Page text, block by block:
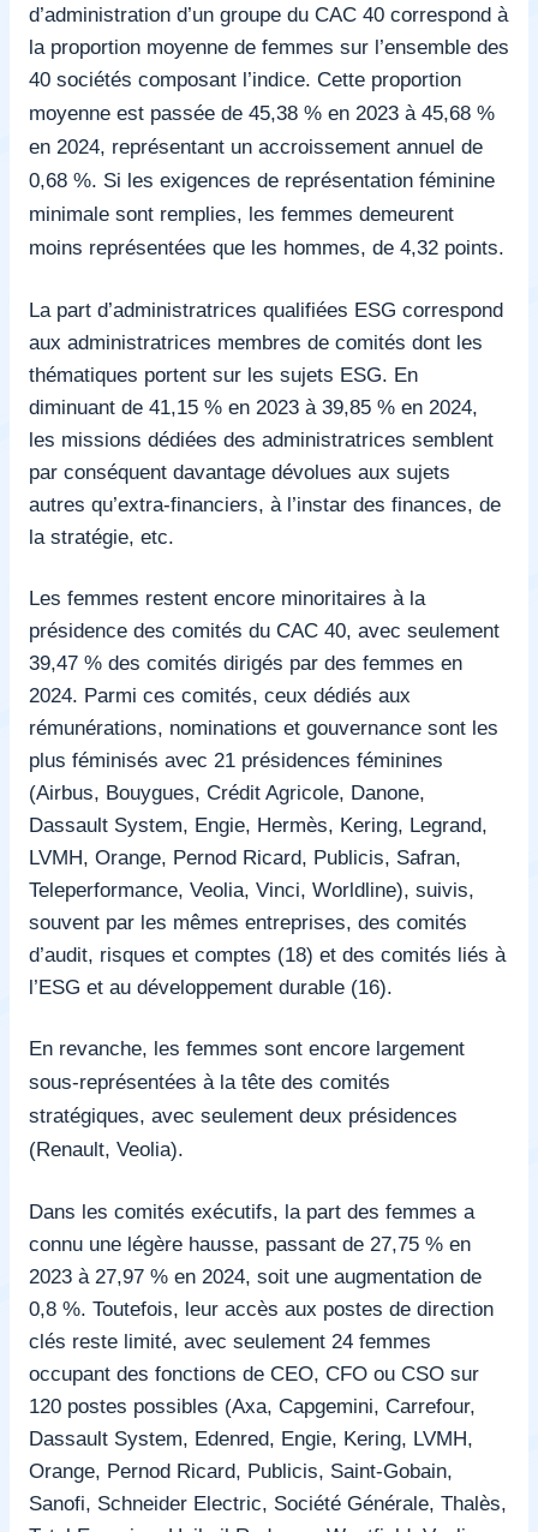
d’administration d’un groupe du CAC 40 correspond à
la proportion moyenne de femmes sur l’ensemble des
40 sociétés composant l’indice. Cette proportion
moyenne est passée de 45,38 % en 2023 à 45,68 %
en 2024, représentant un accroissement annuel de
0,68 %. Si les exigences de représentation féminine
minimale sont remplies, les femmes demeurent
moins représentées que les hommes, de 4,32 points.
La part d’administratrices qualifiées ESG correspond
aux administratrices membres de comités dont les
thématiques portent sur les sujets ESG. En
diminuant de 41,15 % en 2023 à 39,85 % en 2024,
les missions dédiées des administratrices semblent
par conséquent davantage dévolues aux sujets
autres qu’extra-financiers, à l’instar des finances, de
la stratégie, etc.
Les femmes restent encore minoritaires à la
présidence des comités du CAC 40, avec seulement
39,47 % des comités dirigés par des femmes en
2024. Parmi ces comités, ceux dédiés aux
rémunérations, nominations et gouvernance sont les
plus féminisés avec 21 présidences féminines
(Airbus, Bouygues, Crédit Agricole, Danone,
Dassault System, Engie, Hermès, Kering, Legrand,
LVMH, Orange, Pernod Ricard, Publicis, Safran,
Teleperformance, Veolia, Vinci, Worldline), suivis,
souvent par les mêmes entreprises, des comités
d’audit, risques et comptes (18) et des comités liés à
l’ESG et au développement durable (16).
En revanche, les femmes sont encore largement
sous-représentées à la tête des comités
stratégiques, avec seulement deux présidences
(Renault, Veolia).
Dans les comités exécutifs, la part des femmes a
connu une légère hausse, passant de 27,75 % en
2023 à 27,97 % en 2024, soit une augmentation de
0,8 %. Toutefois, leur accès aux postes de direction
clés reste limité, avec seulement 24 femmes
occupant des fonctions de CEO, CFO ou CSO sur
120 postes possibles (Axa, Capgemini, Carrefour,
Dassault System, Edenred, Engie, Kering, LVMH,
Orange, Pernod Ricard, Publicis, Saint-Gobain,
Sanofi, Schneider Electric, Société Générale, Thalès,